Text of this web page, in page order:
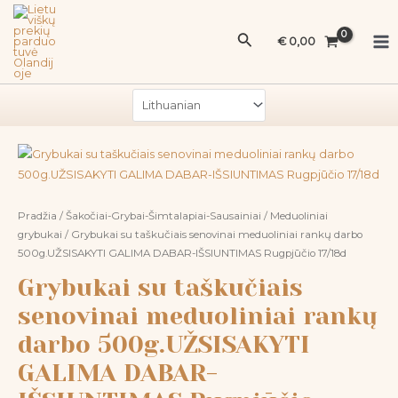
Pereiti
prie
turinio
Paieška
€0,00
Pradžia / Šakočiai-Grybai-Šimtalapiai-Sausainiai / Meduoliniai
grybukai / Grybukai su taškučiais senovinai meduoliniai rankų darbo
500g.UŽSISAKYTI GALIMA DABAR-IŠSIUNTIMAS Rugpjūčio 17/18d
Grybukai su taškučiais
senovinai meduoliniai rankų
darbo 500g.UŽSISAKYTI
GALIMA DABAR-
produkto
kiekis:
su
taškučiais
senovinai
rankų
darbo
500g.UŽSISAKYTI
GALIMA
DABAR-
su
taškučiais
senovinai
meduoliniai
GALIMA
DABAR-
Rugpjūčio
17/18d